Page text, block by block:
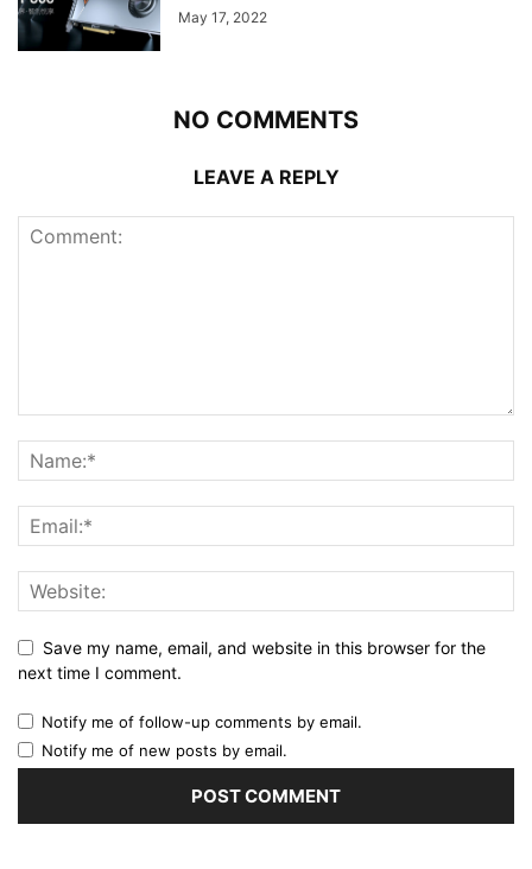
May 17, 2022
NO COMMENTS
LEAVE A REPLY
Save my name, email, and website in this browser for the
next time I comment.
Notify me of follow-up comments by email.
Notify me of new posts by email.